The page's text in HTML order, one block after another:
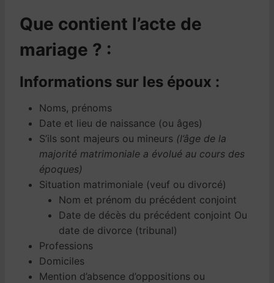
Que contient l’acte de
mariage ? :
Informations sur les époux :
Noms, prénoms
Date et lieu de naissance (ou âges)
S’ils sont majeurs ou mineurs (l’âge de la
majorité matrimoniale a évolué au cours des
époques)
Situation matrimoniale (veuf ou divorcé)
Nom et prénom du précédent conjoint
Date de décès du précédent conjoint Ou
date de divorce (tribunal)
Professions
Domiciles
Mention d’absence d’oppositions ou